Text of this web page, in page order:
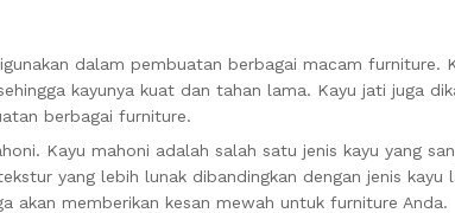
dalam pembuatan berbagai macam furniture.
kayunya kuat dan tahan lama. Kayu jati juga
berbagai furniture.
Kayu mahoni adalah salah satu jenis kayu yang
yang lebih lunak dibandingkan dengan jenis kayu
akan memberikan kesan mewah untuk furniture Anda.